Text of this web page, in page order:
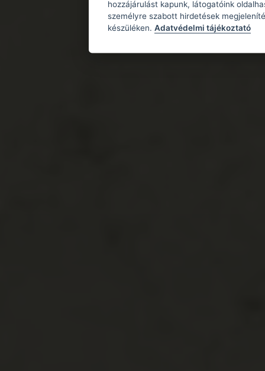
hozzájárulást kapunk, látogatóink
személyre szabott hirdetések
készüléken. Adatvédelmi tájékoztató